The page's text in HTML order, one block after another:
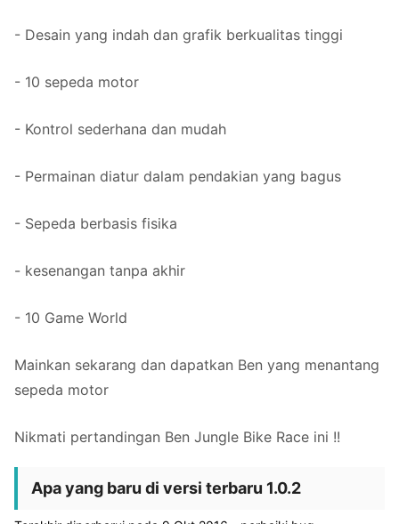
- Desain yang indah dan grafik berkualitas tinggi
- 10 sepeda motor
- Kontrol sederhana dan mudah
- Permainan diatur dalam pendakian yang bagus
- Sepeda berbasis fisika
- kesenangan tanpa akhir
- 10 Game World
Mainkan sekarang dan dapatkan Ben yang menantang
sepeda motor
Nikmati pertandingan Ben Jungle Bike Race ini !!
Apa yang baru di versi terbaru 1.0.2